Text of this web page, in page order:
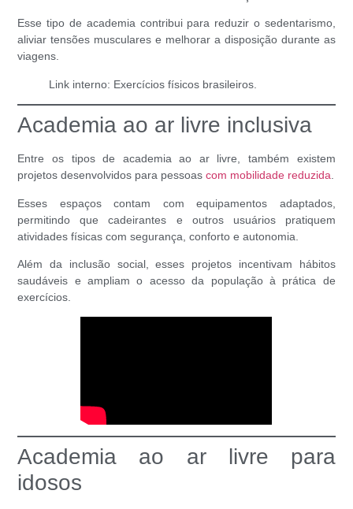
Esse tipo de academia contribui para reduzir o sedentarismo,
aliviar tensões musculares e melhorar a disposição durante as
viagens.
Link interno: Exercícios físicos brasileiros.
Academia ao ar livre inclusiva
Entre os tipos de academia ao ar livre , também existem
projetos desenvolvidos para pessoascom mobilidade reduzida
Esses espaços contam com equipamentos adaptados,
permitindo que cadeirantes e outros usuários pratiquem
atividades físicas com segurança, conforto e autonomia.
Além da inclusão social, esses projetos incentivam hábitos
saudáveis e ampliam o acesso da população à prática de
exercícios.
Academia ao ar livre para
idosos